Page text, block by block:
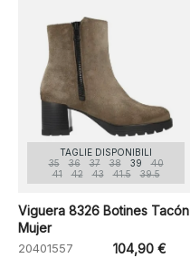
TAGLIE DISPONIBILI
35
36 37 38 39
40
41
42 43 41.5 39.5
Viguera 8326 Botines Tacón
Mujer
20401557 104,90 €